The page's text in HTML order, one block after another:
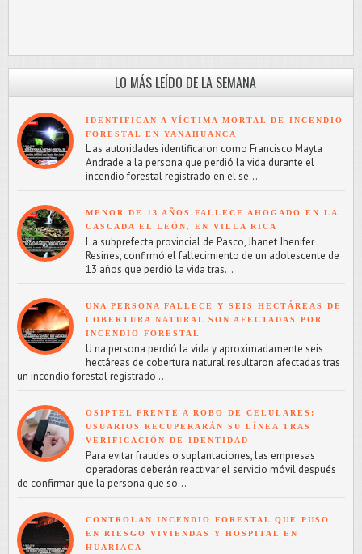
LO MÁS LEÍDO DE LA SEMANA
IDENTIFICAN A VÍCTIMA MORTAL DE INCENDIO
FORESTAL EN YANAHUANCA
L as autoridades identificaron como Francisco Mayta
Andrade a la persona que perdió la vida durante el
incendio forestal registrado en el se...
MENOR DE 13 AÑOS FALLECE AHOGADO EN LA
CASCADA EL LEÓN, EN VILLA RICA
L a subprefecta provincial de Pasco, Jhanet Jhenifer
Resines, confirmó el fallecimiento de un adolescente de
13 años que perdió la vida tras...
UNA PERSONA FALLECE Y SEIS HECTÁREAS DE
COBERTURA NATURAL SON AFECTADAS POR
INCENDIO FORESTAL
U na persona perdió la vida y aproximadamente seis
hectáreas de cobertura natural resultaron afectadas tras
un incendio forestal registrado ...
OSIPTEL FRENTE A ROBO DE CELULARES:
USUARIOS RECUPERARÁN SU LÍNEA TRAS
VERIFICACIÓN DE IDENTIDAD
Para evitar fraudes o suplantaciones, las empresas
operadoras deberán reactivar el servicio móvil después
de confirmar que la persona que so...
CONTROLAN INCENDIO FORESTAL QUE PUSO
EN RIESGO VIVIENDAS Y HOSPITAL EN
HUARIACA